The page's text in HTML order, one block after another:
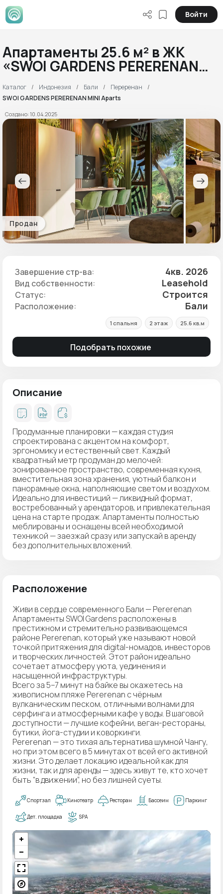
Войти
Апартаменты 25.6 м² в ЖК
«SWOI GARDENS PERERENAN
MINI APARTS»
Каталог Индонезия Бали
Переренан
SWOI GARDENS PERERENAN MINI Aparts
Создано: 10.04.2025
Продан
Завершение стр-ва: 4кв. 2026
Вид собственности: Leasehold
Статус: Строится
Расположение: Бали
1 спальня 2 этаж 25.6 кв.м
Подобрать похожие
Описание
Продуманные планировки — каждая студия
спроектирована с акцентом на комфорт,
эргономику и естественный свет. Каждый
квадратный метр продуман до мелочей:
зонированное пространство, современная кухня,
вместительная зона хранения, уютный балкон и
панорамные окна, наполняющие светом и воздухом.
Идеально для инвестиций — ликвидный формат,
востребованный у арендаторов, и привлекательная
цена на старте продаж. Апартаменты полностью
меблированы и оснащены всей необходимой
техникой — заезжай сразу или запускай в аренду
без дополнительных вложений.
Расположение
Живи в сердце современного Бали — Pererenan
Апартаменты SWOI Gardens расположены в
престижном и стремительно развивающемся
районе Pererenan, который уже называют новой
точкой притяжения для digital-номадов, инвесторов
и творческих личностей. Этот район идеально
сочетает атмосферу уюта, уединения и
насыщенной инфраструктуры.
Всего за 5–7 минут на байке вы окажетесь на
живописном пляже Pererenan с чёрным
вулканическим песком, отличными волнами для
серфинга и атмосферными кафе у воды. В шаговой
доступности — лучшие кофейни, веган-рестораны,
бутики, йога-студии и коворкинги.
Pererenan — это тихая альтернатива шумной Чангу,
но при этом всего в 5 минутах от всей его активной
жизни. Это делает локацию идеальной как для
жизни, так и для аренды — здесь живут те, кто хочет
быть “в движении”, но без лишней суеты.
Спортзал Кинотеатр Ресторан Бассеин Паркинг
Дет. площадка SPA